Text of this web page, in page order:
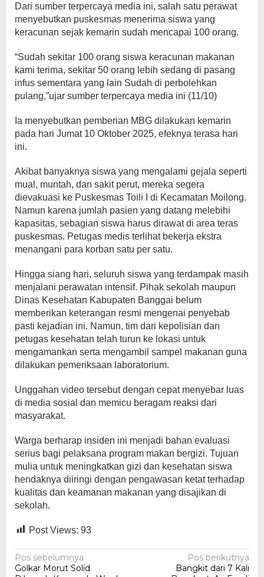
Dari sumber terpercaya media ini, salah satu perawat
menyebutkan puskesmas menerima siswa yang
keracunan sejak kemarin sudah mencapai 100 orang.
“Sudah sekitar 100 orang siswa keracunan makanan
kami terima, sekitar 50 orang lebih sedang di pasang
infus sementara yang lain Sudah di perbolehkan
pulang,”ujar sumber terpercaya media ini (11/10)
Ia menyebutkan pemberian MBG dilakukan kemarin
pada hari Jumat 10 Oktober 2025, efeknya terasa hari
ini.
Akibat banyaknya siswa yang mengalami gejala seperti
mual, muntah, dan sakit perut, mereka segera
dievakuasi ke Puskesmas Toili I di Kecamatan Moilong.
Namun karena jumlah pasien yang datang melebihi
kapasitas, sebagian siswa harus dirawat di area teras
puskesmas. Petugas medis terlihat bekerja ekstra
menangani para korban satu per satu.
Hingga siang hari, seluruh siswa yang terdampak masih
menjalani perawatan intensif. Pihak sekolah maupun
Dinas Kesehatan Kabupaten Banggai belum
memberikan keterangan resmi mengenai penyebab
pasti kejadian ini. Namun, tim dari kepolisian dan
petugas kesehatan telah turun ke lokasi untuk
mengamankan serta mengambil sampel makanan guna
dilakukan pemeriksaan laboratorium.
Unggahan video tersebut dengan cepat menyebar luas
di media sosial dan memicu beragam reaksi dari
masyarakat.
Warga berharap insiden ini menjadi bahan evaluasi
serius bagi pelaksana program makan bergizi. Tujuan
mulia untuk meningkatkan gizi dan kesehatan siswa
hendaknya diiringi dengan pengawasan ketat terhadap
kualitas dan keamanan makanan yang disajikan di
sekolah.
Post Views: 93
Navigasi
Pos sebelumnya
Golkar Morut Solid
Pos berikutnya
Bangkit dari 7 Kali